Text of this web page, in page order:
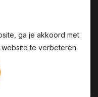
Feed
ga je akkoord met
te verbeteren.